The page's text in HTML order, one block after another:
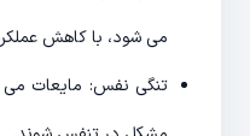
می شود، با کاهش
تنگی نفس: مایعات می